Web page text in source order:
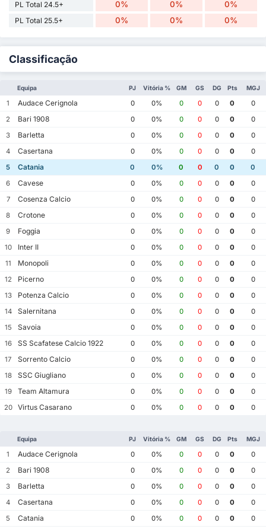
PL Total 24.5+ 0% 0% 0%
PL Total 25.5+ 0% 0% 0%
Classificação
Equipa PJ Vitória % GM GS DG Pts MGJ
1 Audace Cerignola 0 0% 0 0 0 0
0
2
Bari 1908 0 0% 0 0 0 0
0
3
Barletta 0 0% 0 0 0 0
0
4
Casertana 0 0% 0 0 0 0
0
5
Catania 0 0% 0 0 0 0
0
6
Cavese 0 0% 0 0 0 0
0
7
Cosenza Calcio 0 0% 0 0 0 0
0
8
Crotone 0 0% 0 0 0 0
0
9
Foggia 0 0% 0 0 0 0
0
10
Inter II 0 0% 0 0 0 0
0
11
Monopoli 0 0% 0 0 0 0
0
12
Picerno 0 0% 0 0 0 0
0
13
Potenza Calcio 0 0% 0 0 0 0
0
14
Salernitana 0 0% 0 0 0 0
0
15
Savoia 0 0% 0 0 0 0
0
16
SS Scafatese Calcio 1922 0 0% 0 0 0 0
0
17
Sorrento Calcio 0 0% 0 0 0 0
0
18
SSC Giugliano 0 0% 0 0 0 0
0
19
Team Altamura 0 0% 0 0 0 0
0
20
Virtus Casarano 0 0% 0 0 0 0 0
Equipa PJ Vitória % GM GS DG Pts MGJ
1 Audace Cerignola 0 0% 0 0 0 0
0
2
Bari 1908 0 0% 0 0 0 0
0
3
Barletta 0 0% 0 0 0 0
0
4
Casertana 0 0% 0 0 0 0
0
5
Catania 0 0% 0 0 0 0
0